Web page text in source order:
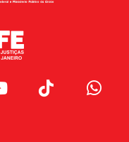
Youtube TikTok